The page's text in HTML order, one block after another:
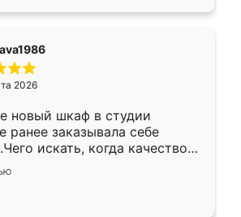
2026
новый шкаф в студии
ранее заказывала себе
искать, когда качеством
Служит кухня уже почти
нет.